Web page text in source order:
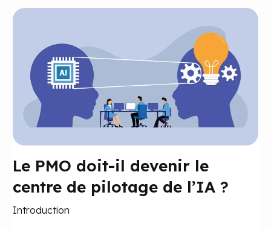
Le PMO doit-il devenir le
centre de pilotage de l’IA ?
Introduction